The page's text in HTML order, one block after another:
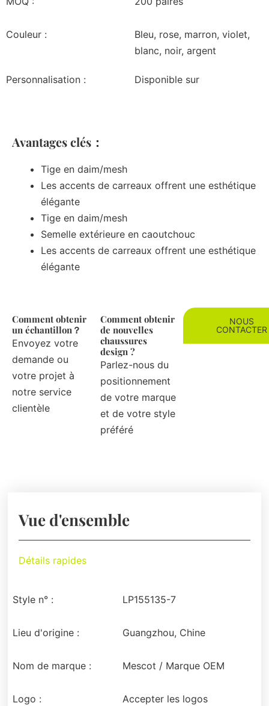
Couleur :
Bleu, rose, marron, violet,
blanc, noir, argent
Personnalisation : Disponible sur
Avantages clés：
Tige en daim/mesh
Les accents de carreaux offrent une esthétique
élégante
Tige en daim/mesh
Semelle extérieure en caoutchouc
Les accents de carreaux offrent une esthétique
élégante
Comment obtenir
un échantillon？
Envoyez votre
demande ou
votre projet à
notre service
clientèle
Comment obtenir
de nouvelles
chaussures
design ?
Parlez-nous du
positionnement
de votre marque
et de votre style
préféré
NOUS
CONTACTER
Vue d'ensemble
Détails rapides
Style n° : LP155135-7
Lieu d'origine : Guangzhou, Chine
Nom de marque : Mescot / Marque OEM
Logo :
Accepter les logos